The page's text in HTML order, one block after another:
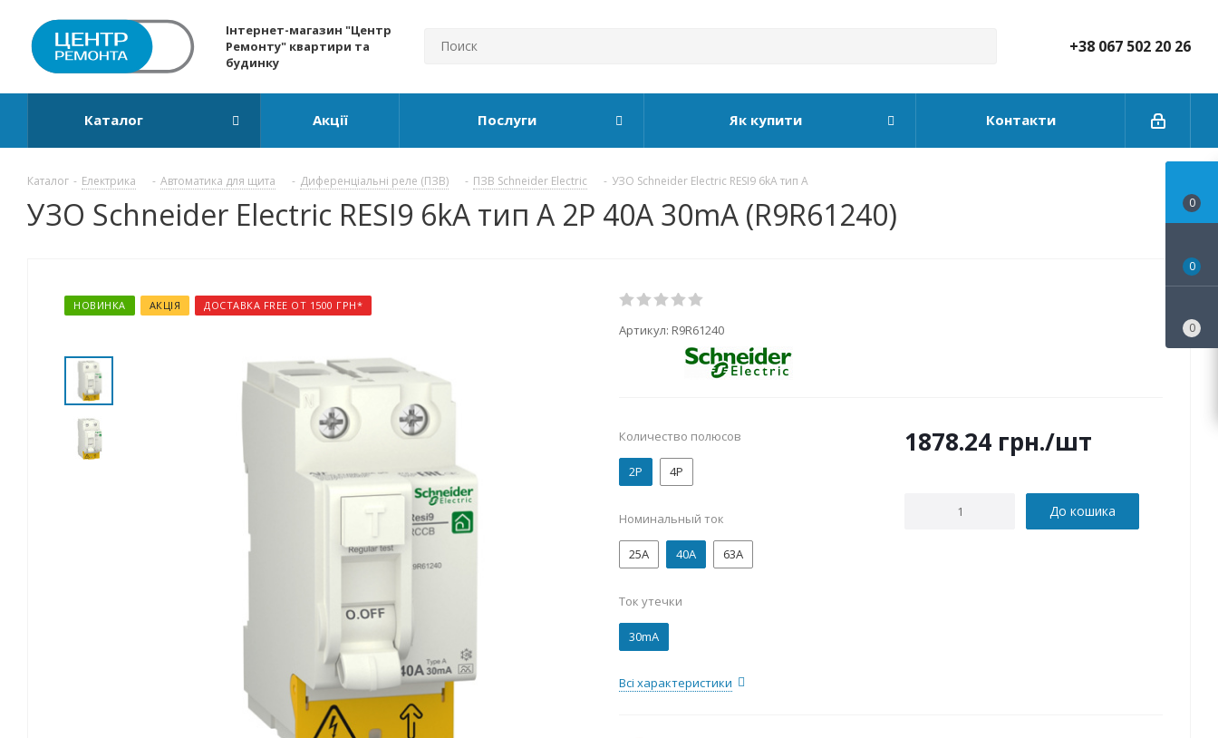
Інтернет-магазин "Центр
Ремонту" квартири та
будинку
+38 067 502 20 26
Каталог Акції Послуги Як купити Контакти
Каталог - Електрика - Автоматика для щита - Диференціальні реле (ПЗВ) - ПЗВ Schneider Electric - УЗО Schneider Electric RESI9 6kA тип А
УЗО Schneider Electric RESI9 6kA тип А 2P 40А 30mA (R9R61240)
НОВИНКА АКЦІЯ ДОСТАВКА FREE ОТ 1500 ГРН*
Артикул: R9R61240
Количество полюсов
2P 4P
Номинальный ток
25А 40А 63А
Ток утечки
30mA
Всі характеристики
1878.24 грн./шт
До кошика
0
0
0